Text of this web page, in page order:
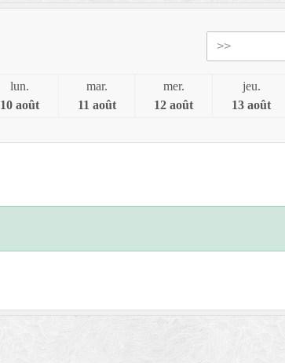
lun.
10 août
mar.
11 août
mer.
12 août
jeu.
13 août